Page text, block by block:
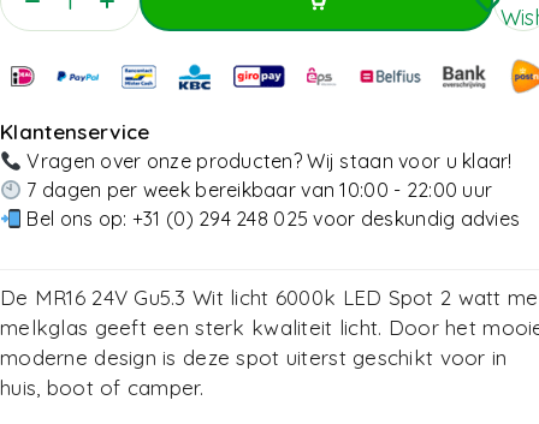
Toevoegen Aan Winkelwagen
Klantenservice
Vragen over onze producten? Wij staan voor u klaar!
7 dagen per week bereikbaar van 10:00 - 22:00 uur
Bel ons op: +31 (0) 294 248 025 voor deskundig advies
De MR16 24V Gu5.3 Wit licht 6000k LED Spot 2 watt
melkglas geeft een sterk kwaliteit licht. Door het
moderne design is deze spot uiterst geschikt voor in
huis, boot of camper.